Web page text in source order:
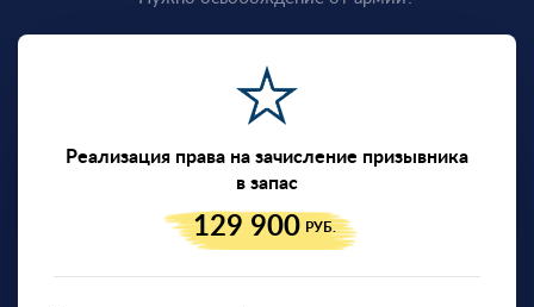
Реализация права на зачисление призывника
в запас
129 900 РУБ.